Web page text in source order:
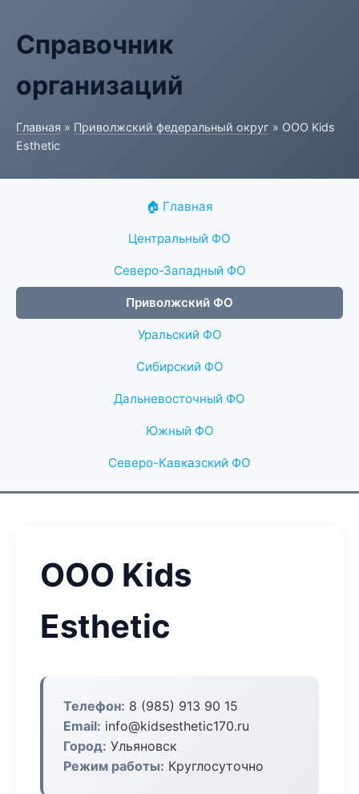
Справочник
организаций
Главная » Приволжский федеральный округ » ООО Kids
Esthetic
🏠 Главная
Центральный ФО
Северо-Западный ФО
Приволжский ФО
Уральский ФО
Сибирский ФО
Дальневосточный ФО
Южный ФО
Северо-Кавказский ФО
ООО Kids
Esthetic
Телефон: 8 (985) 913 90 15
Email: info@kidsesthetic170.ru
Город: Ульяновск
Режим работы: Круглосуточно